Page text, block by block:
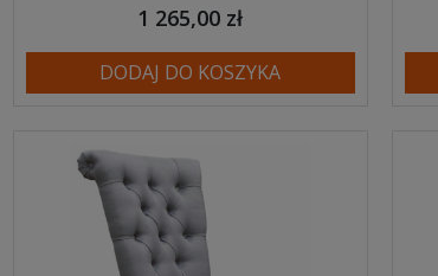
1 265,00 zł
DODAJ DO KOSZYKA